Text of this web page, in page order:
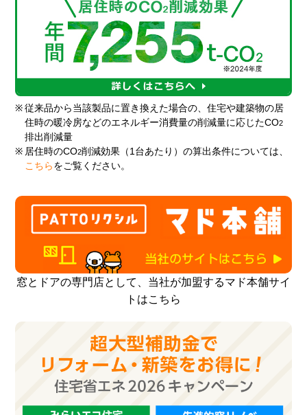
※ 従来品から当該製品に置き換えた場合の、住宅や建築物の居
住時の暖冷房などのエネルギー消費量の削減量に応じたCO2
排出削減量
※ 居住時のCO2削減効果（1台あたり）の算出条件については、
こちら をご覧ください。
窓とドアの専門店として、当社が加盟するマド本舗サイ
トはこちら